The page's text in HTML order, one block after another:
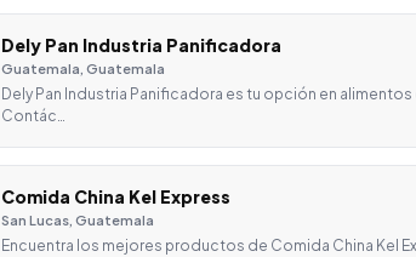
Dely Pan Industria Panificadora
Guatemala, Guatemala
Dely Pan Industria Panificadora es tu opción en alimentos
Contác…
Comida China Kel Express
San Lucas, Guatemala
Encuentra los mejores productos de Comida China Kel